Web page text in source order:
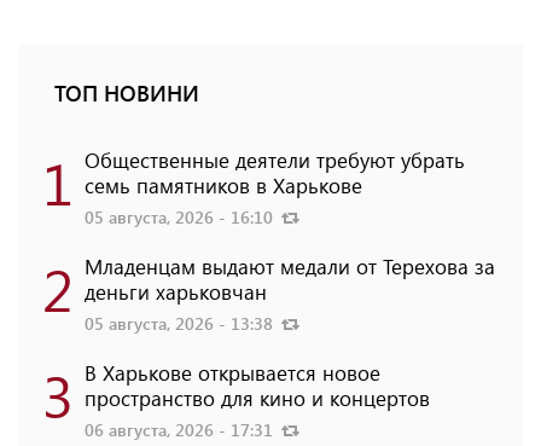
ТОП НОВИНИ
1 Общественные деятели требуют убрать
семь памятников в Харькове
05 августа, 2026 - 16:10
2 Младенцам выдают медали от Терехова за
деньги харьковчан
05 августа, 2026 - 13:38
3 В Харькове открывается новое
пространство для кино и концертов
06 августа, 2026 - 17:31